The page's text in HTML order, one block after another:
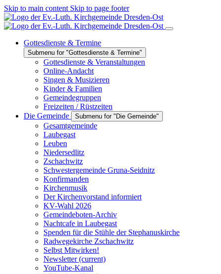
Skip to main content Skip to page footer
Gottesdienste & Termine
Submenu for "Gottesdienste & Termine"
Gottesdienste & Veranstaltungen
Online-Andacht
Singen & Musizieren
Kinder & Familien
Gemeindegruppen
Freizeiten / Rüstzeiten
Die Gemeinde
Submenu for "Die Gemeinde"
Gesamtgemeinde
Laubegast
Leuben
Niedersedlitz
Zschachwitz
Schwestergemeinde Gruna-Seidnitz
Konfirmanden
Kirchenmusik
Der Kirchenvorstand informiert
KV-Wahl 2026
Gemeindeboten-Archiv
Nachtcafe in Laubegast
Spenden für die Stühle der Stephanuskirche
Radwegekirche Zschachwitz
Selbst Mitwirken!
Newsletter(current)
YouTube-Kanal